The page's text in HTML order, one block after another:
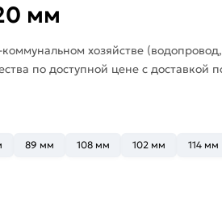
мм
хозяйстве
по доступной цене с доставкой
89 мм 108 мм 102 мм 114 мм